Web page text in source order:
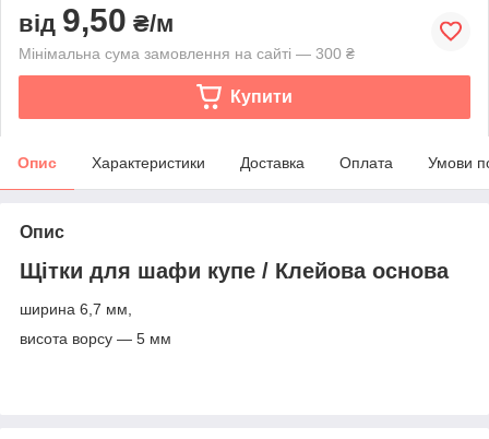
від 9,50 ₴/м
Мінімальна сума замовлення на сайті — 300 ₴
Купити
Опис Характеристики Доставка Оплата Умови
Опис
Щітки для шафи купе / Клейова основа
ширина 6,7 мм,
висота ворсу — 5 мм